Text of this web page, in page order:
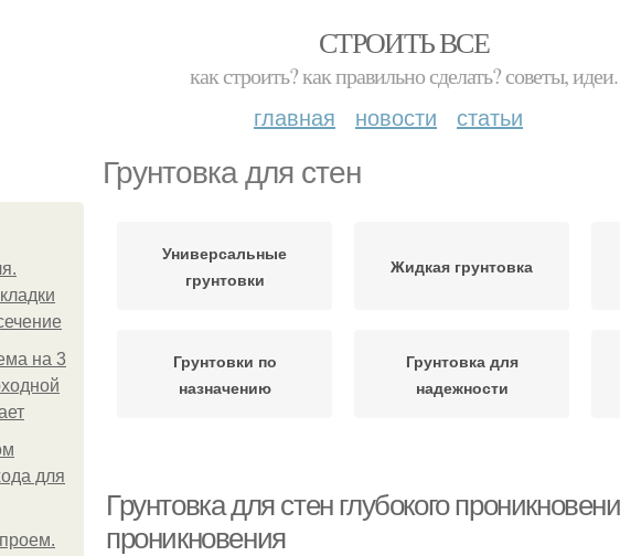
СТРОИТЬ ВСЕ
как строить? как правильно сделать? советы, идеи.
главная новости статьи
Грунтовка для стен
на 3
для
Универсальные
грунтовки
Жидкая грунтовка
Грунтовки по
назначению
Грунтовка для
надежности
Грунтовка для стен глубокого
проникновения